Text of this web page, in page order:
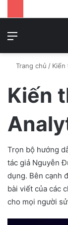
mục
Trang chủ / Kiến
Kiến
Trọn bộ hướng
tác giả Nguyễn
dụng. Bên cạnh
bài viết của các
cho mọi người